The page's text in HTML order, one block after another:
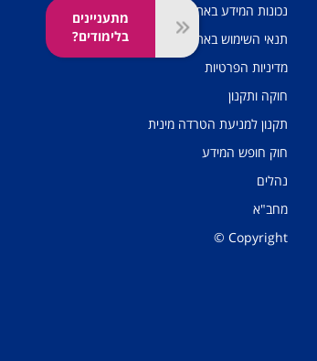
מתעניינים
בלימודים?
נכונות המידע באתר
תנאי השימוש באתר
מדיניות הפרטיות
חוקה ותקנון
תקנון למניעת הטרדה מינית
חוק חופש המידע
נהלים
מחב"א
Copyright ©